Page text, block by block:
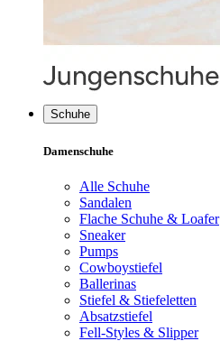
Schuhe
Damenschuhe
Alle Schuhe
Sandalen
Flache Schuhe & Loafer
Sneaker
Pumps
Cowboystiefel
Ballerinas
Stiefel & Stiefeletten
Absatzstiefel
Fell-Styles & Slipper